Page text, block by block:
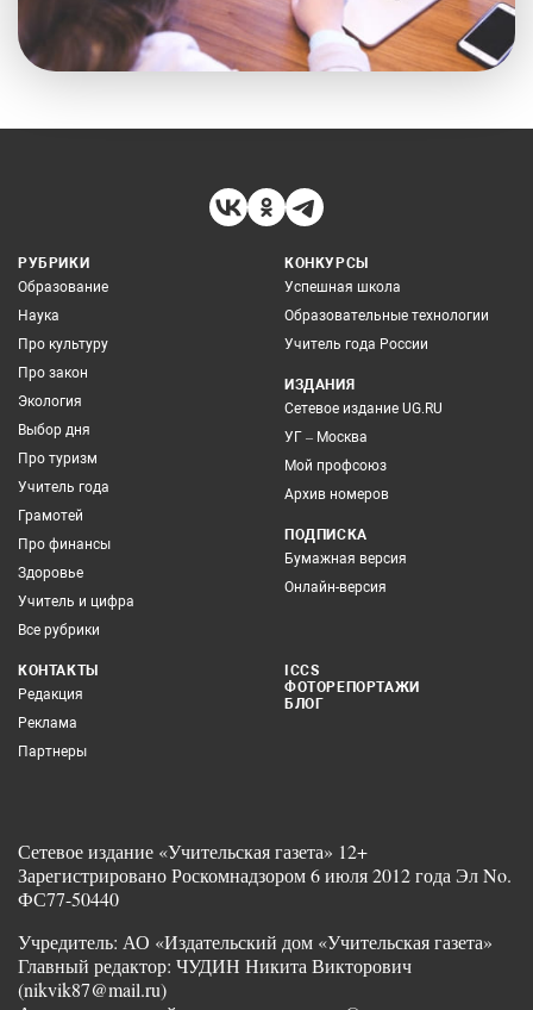
РУБРИКИ
Образование
Наука
Про культуру
Про закон
Экология
Выбор дня
Про туризм
Учитель года
Грамотей
Про финансы
Здоровье
Учитель и цифра
Все рубрики
КОНКУРСЫ
Успешная школа
Образовательные технологии
Учитель года России
ИЗДАНИЯ
Сетевое издание UG.RU
УГ – Москва
Мой профсоюз
Архив номеров
ПОДПИСКА
Бумажная версия
Онлайн-версия
КОНТАКТЫ
Редакция
Реклама
Партнеры
ICCS
ФОТОРЕПОРТАЖИ
БЛОГ
Сетевое издание «Учительская газета» 12+
Зарегистрировано Роскомнадзором 6 июля 2012 года Эл No.
ФС77-50440
Учредитель: АО «Издательский дом «Учительская газета»
Главный редактор: ЧУДИН Никита Викторович
(nikvik87@mail.ru)